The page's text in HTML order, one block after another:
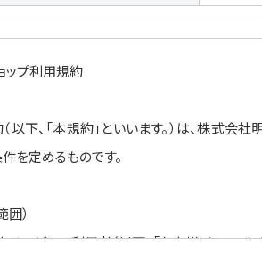
ップ利用規約
以下、「本規約」といいます。）は、株式会
件を定めるものです。
囲）
サービスの利用者（以下、「お客様」といい